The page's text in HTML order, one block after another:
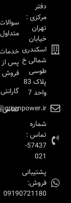
دفتر
مرکزی :
تهران
خیابان
اسکندری
شمالی خ
طوسی
پلاک 83
واحد 7
شماره
تماس :
57437-
021
پشتیبانی
فروش:
09190721180
متداول
پس از
فروش
گارانتی
تماس